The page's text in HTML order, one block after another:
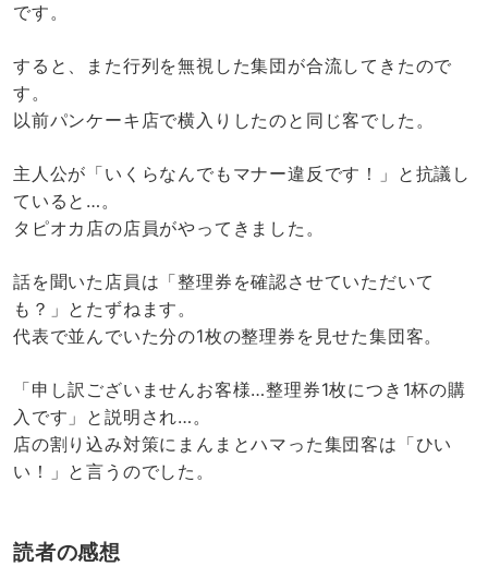
です。
すると、また行列を無視した集団が合流してきたので
す。
以前パンケーキ店で横入りしたのと同じ客でした。
主人公が「いくらなんでもマナー違反です！」と抗議し
ていると…。
タピオカ店の店員がやってきました。
話を聞いた店員は「整理券を確認させていただいて
も？」とたずねます。
代表で並んでいた分の1枚の整理券を見せた集団客。
「申し訳ございませんお客様…整理券1枚につき1杯の購
入です」と説明され…。
店の割り込み対策にまんまとハマった集団客は「ひい
い！」と言うのでした。
読者の感想